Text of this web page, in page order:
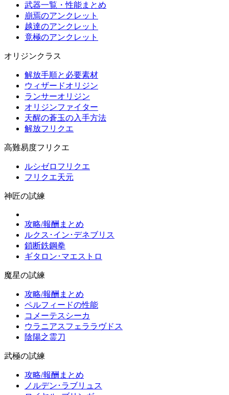
武器一覧・性能まとめ
崩焉のアンクレット
越達のアンクレット
竟極のアンクレット
オリジンクラス
解放手順と必要素材
ウィザードオリジン
ランサーオリジン
オリジンファイター
天醒の蒼玉の入手方法
解放フリクエ
高難易度フリクエ
ルシゼロフリクエ
フリクエ天元
神匠の試練
攻略/報酬まとめ
ルクス･イン･デネブリス
鎖断鉄鋼拳
ギタロン･マエストロ
魔星の試練
攻略/報酬まとめ
ペルフィードの性能
コメーテスシーカ
ウラニアスフェララヴドス
陰陽之霊刀
武極の試練
攻略/報酬まとめ
ノルデン･ラブリュス